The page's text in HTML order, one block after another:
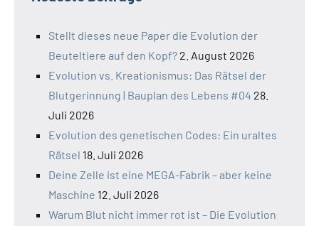
Stellt dieses neue Paper die Evolution der
Beuteltiere auf den Kopf? 2. August 2026
Evolution vs. Kreationismus: Das Rätsel der
Blutgerinnung | Bauplan des Lebens #04 28.
Juli 2026
Evolution des genetischen Codes: Ein uraltes
Rätsel 18. Juli 2026
Deine Zelle ist eine MEGA-Fabrik – aber keine
Maschine 12. Juli 2026
Warum Blut nicht immer rot ist – Die Evolution